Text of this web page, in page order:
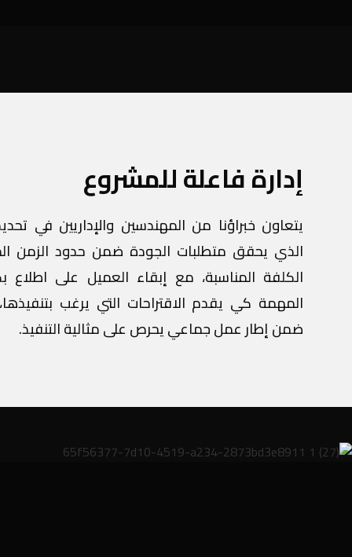
إدارة فاعلة للمشروع
يتعاون خبراؤنا من المهندسين والإداريين في
الذي يحقق متطلبات الجودة ضمن حدود الزمن
الكلفة المناسبة، مع إبقاء العميل على اطلاع
المهمة كي يقدم الاقتراحات التي يرغب
ضمن إطار عمل جماعي يحرص على مثالية التنفيذ.